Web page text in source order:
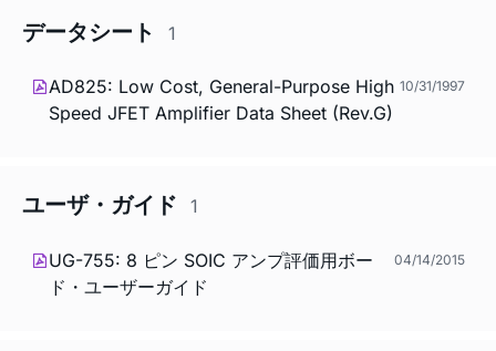
データシート 1
AD825: Low Cost, General-Purpose High
Speed JFET Amplifier Data Sheet (Rev.G)
10/31/1997
ユーザ・ガイド 1
UG-755: 8 ピン SOIC アンプ評価用ボー
ド・ユーザーガイド
04/14/2015